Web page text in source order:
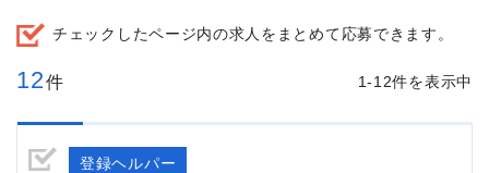
チェックしたページ内の求人をまとめて応募できます。
12 件 1-12件を表示中
登録ヘルパー